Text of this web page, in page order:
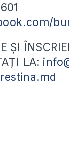
ȘI
LA: